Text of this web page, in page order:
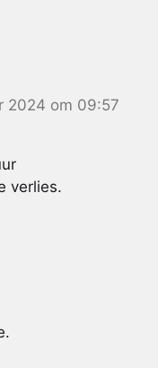
2024 om 09:57
verlies.